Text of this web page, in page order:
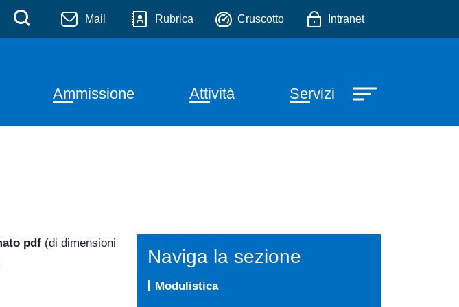
Salta al contenuto principale
Sperimentale
Menù di servizio
Cerca Mail Rubrica Cruscotto Intranet
principale
Ammissione Attività Servizi
pdf (di dimensioni
Naviga la sezione
Modulistica